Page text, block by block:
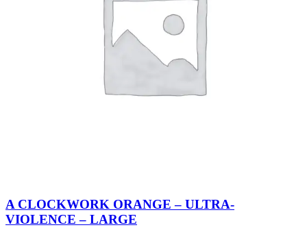
A CLOCKWORK ORANGE – ULTRA-
VIOLENCE – LARGE